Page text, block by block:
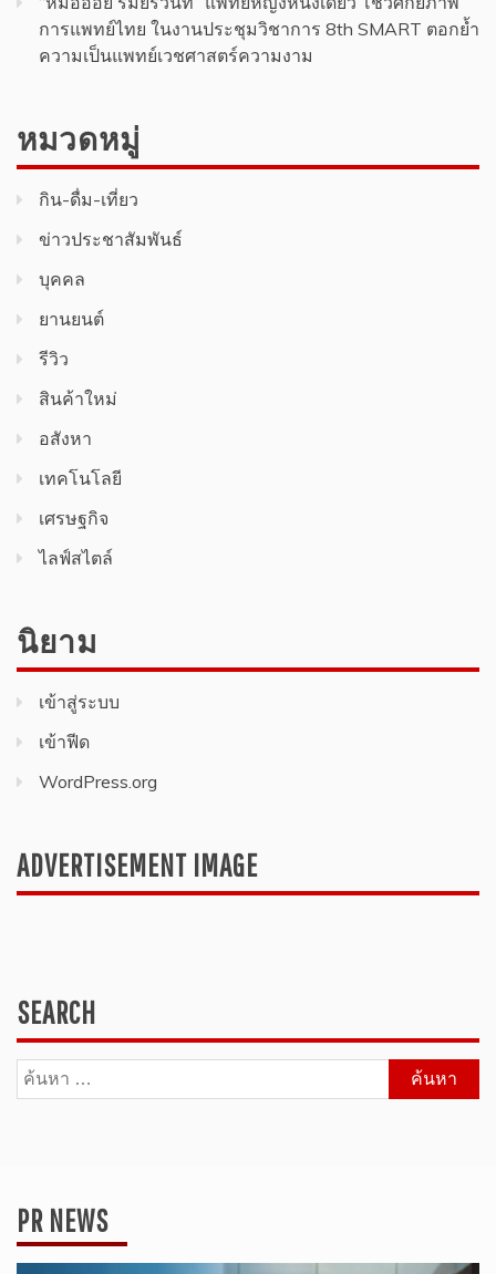
การแพทย์ไทย ในงานประชุมวิชาการ 8th SMART ตอกย้ำ
ความเป็นแพทย์เวชศาสตร์ความงาม
หมวดหมู่
กิน-ดื่ม-เที่ยว
ข่าวประชาสัมพันธ์
บุคคล
ยานยนต์
รีวิว
สินค้า​ใหม่​
อสังหา
เทคโนโลยี
เศรษฐกิจ
ไลฟ์สไตล์
นิยาม
เข้าสู่ระบบ
เข้าฟีด
WordPress.org
ADVERTISEMENT IMAGE
SEARCH
ค้นหา
สำหรับ:
PR NEWS